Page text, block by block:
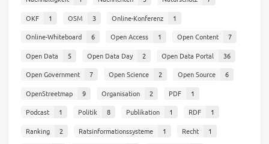
OKF
1 OSM 3 Online-Konferenz
1
Online-Whiteboard
6 Open Access 1 Open Content
7
Open Data
5 Open Data Day 2 Open Data Portal
36
Open Government
7 Open Science 2 Open Source
6
OpenStreetmap
9 Organisation 2 PDF
1
Podcast
1 Politik 8 Publikation 1 RDF
1
Ranking
2 Ratsinformationssysteme 1 Recht
1